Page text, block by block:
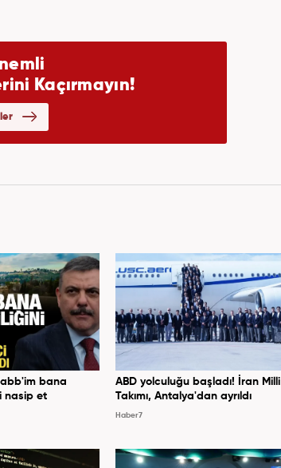
bana
nasip et
ABD yolculuğu başladı! İran Milli
Takımı, Antalya'dan ayrıldı
Haber7